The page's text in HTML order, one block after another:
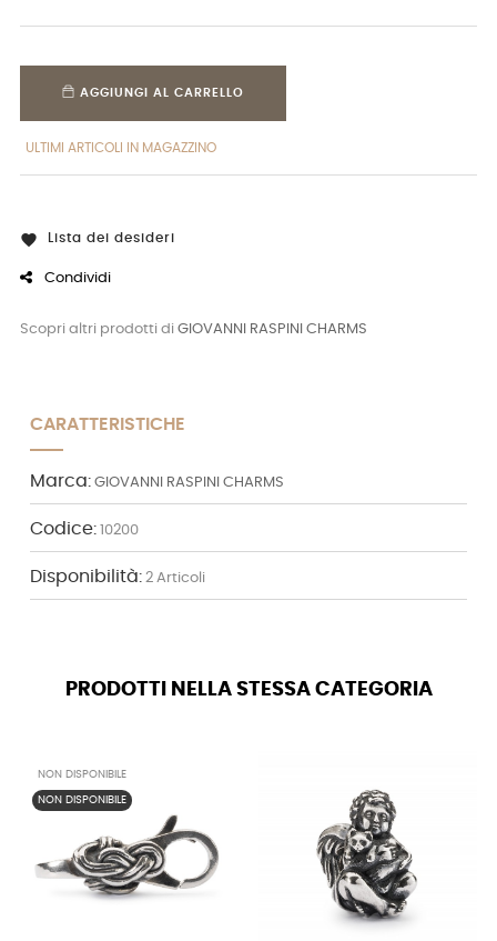
AGGIUNGI AL CARRELLO
ULTIMI ARTICOLI IN MAGAZZINO
 Lista dei desideri
Condividi
Scopri altri prodotti di GIOVANNI RASPINI CHARMS
CARATTERISTICHE
Marca: GIOVANNI RASPINI CHARMS
Codice: 10200
Disponibilità: 2 Articoli
PRODOTTI NELLA STESSA CATEGORIA
NON DISPONIBILE
NON DISPONIBILE